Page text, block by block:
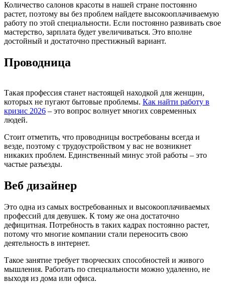
Количество салонов красоты в нашей стране постоянно
растет, поэтому вы без проблем найдете высокооплачиваемую
работу по этой специальности. Если постоянно развивать свое
мастерство, зарплата будет увеличиваться. Это вполне
достойный и достаточно престижный вариант.
Проводница
Такая профессия станет настоящей находкой для женщин,
которых не пугают бытовые проблемы. Как найти работу в
кризис 2026 – это вопрос волнует многих современных
людей.
Стоит отметить, что проводницы востребованы всегда и
везде, поэтому с трудоустройством у вас не возникнет
никаких проблем. Единственный минус этой работы – это
частые разъезды.
Веб дизайнер
Это одна из самых востребованных и высокооплачиваемых
профессий для девушек. К тому же она достаточно
дефицитная. Потребность в таких кадрах постоянно растет,
потому что многие компании стали переносить свою
деятельность в интернет.
Такое занятие требует творческих способностей и живого
мышления. Работать по специальности можно удаленно, не
выходя из дома или офиса.